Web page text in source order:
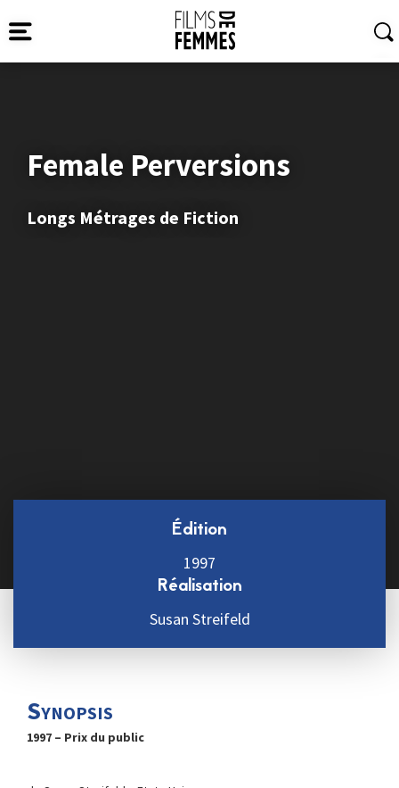
Female Perversions
Longs Métrages de Fiction
Édition
1997
Réalisation
Susan Streifeld
Synopsis
1997 – Prix du public